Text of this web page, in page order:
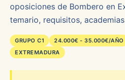
oposiciones de Bombero en
temario, requisitos,
GRUPO C1 24.000€ - 35.000€/AÑO
EXTREMADURA